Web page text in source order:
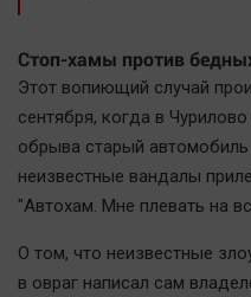
Стоп-хамы против
Этот вопиющий случай
сентября, когда в
обрыва старый автомобиль
неизвестные вандалы
"Автохам. Мне плевать на
О том, что неизвестные
в овраг написал сам